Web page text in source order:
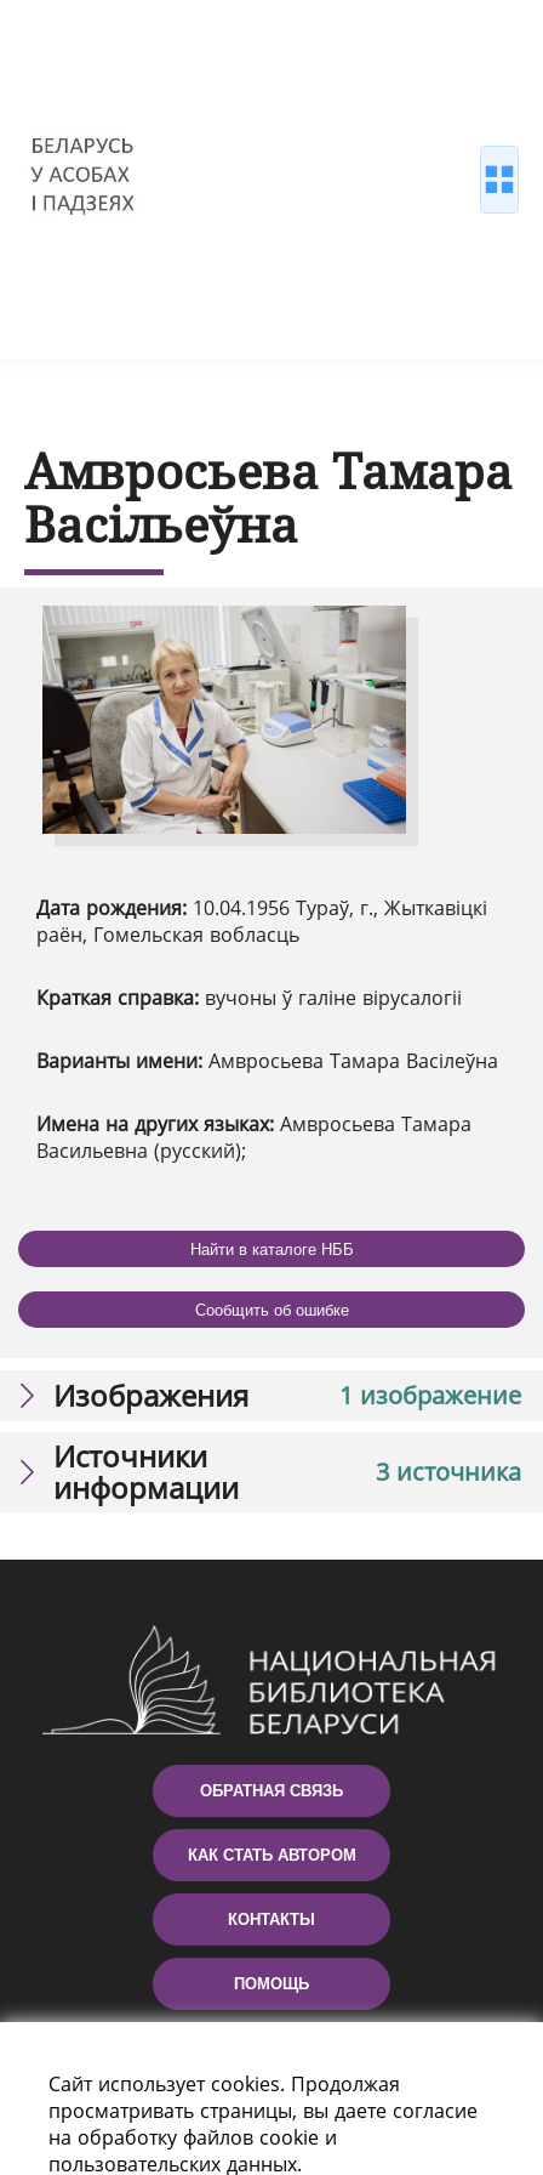
Амвросьева Тамара
Васільеўна
Дата рождения: 10.04.1956 Тураў, г., Жыткавіцкі
раён, Гомельская вобласць
Краткая справка: вучоны ў галіне вірусалогіі
Варианты имени: Амвросьева Тамара Васілеўна
Имена на других языках: Амвросьева Тамара
Васильевна (русский);
Найти в каталоге НББ
Сообщить об ошибке
1 изображение
Изображения
3 источника
Источники
информации
ОБРАТНАЯ СВЯЗЬ
КАК СТАТЬ АВТОРОМ
КОНТАКТЫ
ПОМОЩЬ
Сайт использует cookies. Продолжая
просматривать страницы, вы даете согласие
на обработку файлов cookie и
пользовательских данных.